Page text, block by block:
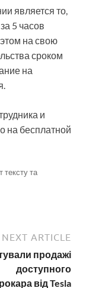
является то,
5 часов
на свою
сроком
на
и
на бесплатной
тексту та
NEXT ARTICLE
продажі
доступного
від Tesla